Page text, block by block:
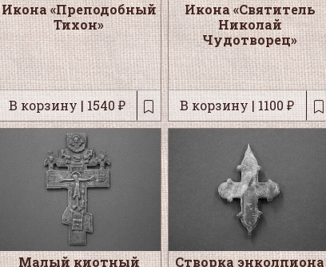
Икона «Преподобный
Тихон»
В корзину | 1540 ₽
Икона «Святитель
Николай
Чудотворец»
В корзину | 1100 ₽
Малый киотный
Створка энколпиона